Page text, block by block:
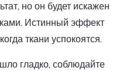
но он будет искажен
Истинный эффект
ткани успокоятся.
гладко, соблюдайте